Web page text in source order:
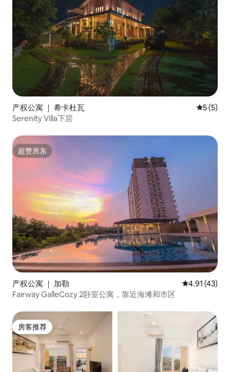
产权公寓 ｜ 希卡杜瓦 平均评分
5 (5)
Serenity Villa下层
超赞房东
超赞房东
产权公寓 ｜ 加勒 平均评分
4.91 (43)
Fairway GalleCozy 2卧室公寓，靠近海滩和市区
房客推荐
房客推荐